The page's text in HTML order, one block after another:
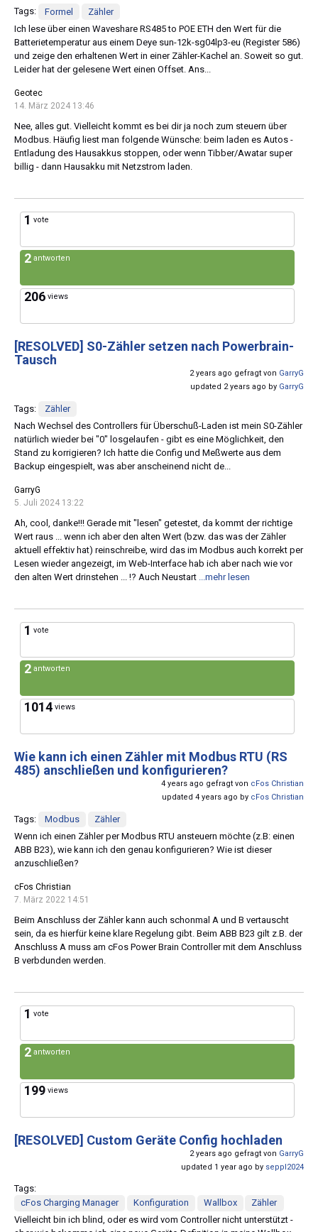
Tags: Formel
Zähler
Ich lese über einen Waveshare RS485 to POE ETH den Wert für die
Batterietemperatur aus einem Deye sun-12k-sg04lp3-eu (Register 586)
und zeige den erhaltenen Wert in einer Zähler-Kachel an. Soweit so gut.
Leider hat der gelesene Wert einen Offset. Ans...
Geotec
14. März 2024 13:46
Nee, alles gut. Vielleicht kommt es bei dir ja noch zum steuern über
Modbus. Häufig liest man folgende Wünsche: beim laden es Autos -
Entladung des Hausakkus stoppen, oder wenn Tibber/Awatar super
billig - dann Hausakku mit Netzstrom laden.
1 vote
2 antworten
206 views
[RESOLVED] S0-Zähler setzen nach Powerbrain-
Tausch
2 years ago gefragt von GarryG
updated 2 years ago by GarryG
Tags:
Zähler
Nach Wechsel des Controllers für Überschuß-Laden ist mein S0-Zähler
natürlich wieder bei "0" losgelaufen - gibt es eine Möglichkeit, den
Stand zu korrigieren? Ich hatte die Config und Meßwerte aus dem
Backup eingespielt, was aber anscheinend nicht de...
GarryG
5. Juli 2024 13:22
Ah, cool, danke!!! Gerade mit "lesen" getestet, da kommt der richtige
Wert raus ... wenn ich aber den alten Wert (bzw. das was der Zähler
aktuell effektiv hat) reinschreibe, wird das im Modbus auch korrekt per
Lesen wieder angezeigt, im Web-Interface hab ich aber nach wie vor
den alten Wert drinstehen ... !? Auch Neustart
...mehr lesen
1 vote
2 antworten
1014 views
Wie kann ich einen Zähler mit Modbus RTU (RS
485) anschließen und konfigurieren?
4 years ago gefragt von cFos Christian
updated 4 years ago by cFos Christian
Tags: Modbus
Zähler
Wenn ich einen Zähler per Modbus RTU ansteuern möchte (z.B: einen
ABB B23), wie kann ich den genau konfigurieren? Wie ist dieser
anzuschließen?
cFos Christian
7. März 2022 14:51
Beim Anschluss der Zähler kann auch schonmal A und B vertauscht
sein, da es hierfür keine klare Regelung gibt. Beim ABB B23 gilt z.B. der
Anschluss A muss am cFos Power Brain Controller mit dem Anschluss
B verbdunden werden.
1 vote
2 antworten
199 views
[RESOLVED] Custom Geräte Config hochladen
2 years ago gefragt von GarryG
updated 1 year ago by seppl2024
Tags:
cFos Charging Manager
Konfiguration Wallbox
Zähler
Vielleicht bin ich blind, oder es wird vom Controller nicht unterstützt -